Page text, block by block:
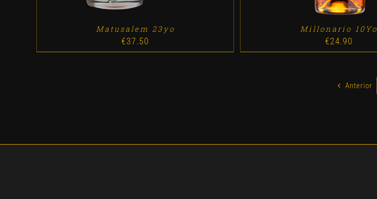
Matusalem 23yo
€37.50
Millonario 10Yo
€24.90
Anterior